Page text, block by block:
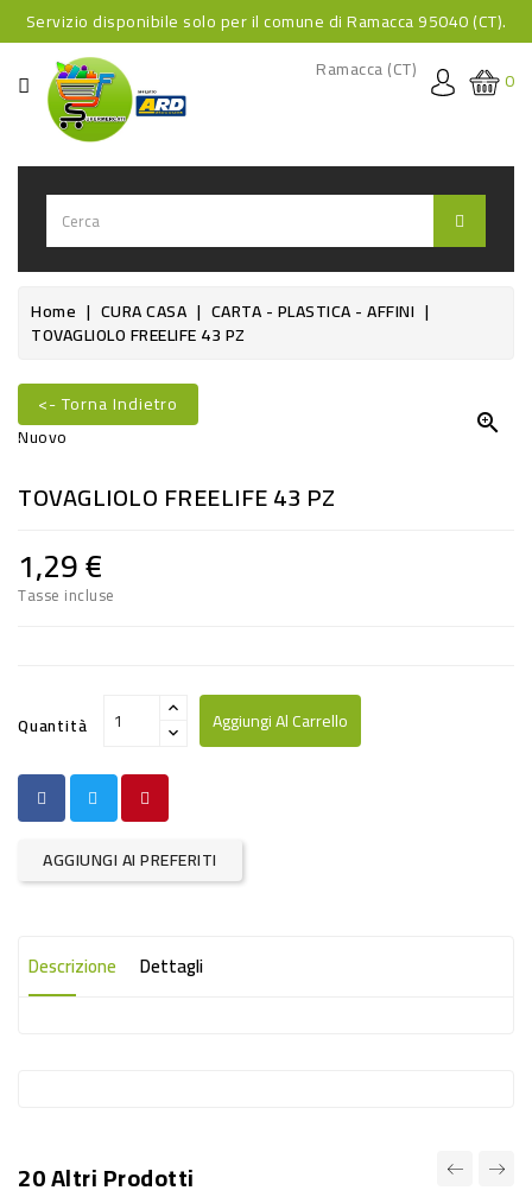
Servizio disponibile solo per il comune di Ramacca 95040 (CT).
CATEGORIA
HOME
BEVANDE
BEVANDE
ANALCOLICHE
ALCOLICHE
BEVANDE
CALDE
FOOD
PER
FORNO
RICORRENZE
PASQUALI
ALIMENTI
INFANZIA
FARINA
0
Ramacca (CT)
Home CURA CASA CARTA - PLASTICA - AFFINI
TOVAGLIOLO FREELIFE 43 PZ
<- Torna Indietro
Nuovo

TOVAGLIOLO FREELIFE 43 PZ
1,29 €
Tasse incluse
Quantità Aggiungi Al Carrello
AGGIUNGI AI PREFERITI
Descrizione Dettagli
20 Altri Prodotti